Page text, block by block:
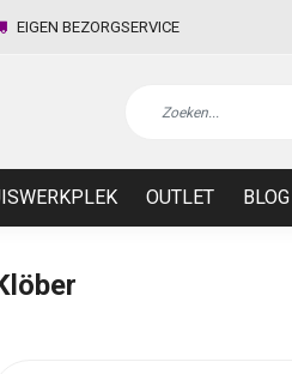
EIGEN BEZORGSERVICE
OUTLET BLOG